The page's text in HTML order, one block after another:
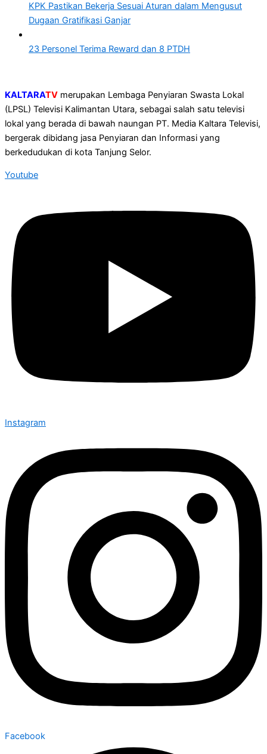
KPK Pastikan Bekerja Sesuai Aturan dalam Mengusut
Dugaan Gratifikasi Ganjar
23 Personel Terima Reward dan 8 PTDH
KALTARATV merupakan Lembaga Penyiaran Swasta Lokal
(LPSL) Televisi Kalimantan Utara, sebagai salah satu televisi
lokal yang berada di bawah naungan PT. Media Kaltara Televisi,
bergerak dibidang jasa Penyiaran dan Informasi yang
berkedudukan di kota Tanjung Selor.
Youtube
Instagram
Facebook